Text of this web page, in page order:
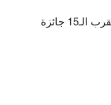
حقق الفيلم نجاحات باهرة ونال حتى الآن ما يقرب الـ15 جائزة